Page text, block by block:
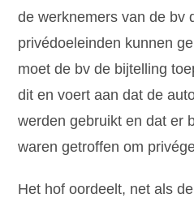
de werknemers van de bv
privédoeleinden kunnen
moet de bv de bijtelling
dit en voert aan dat de
werden gebruikt en dat er
waren getroffen om
Het hof oordeelt, net als